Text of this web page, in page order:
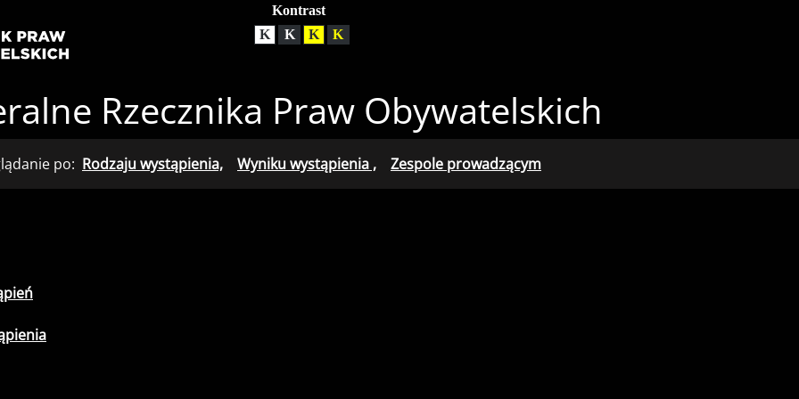
UstawieniaKontrast
Kontrast normalny
Kontrast biały tekst na czarnym
Kontrast czarny tekst na żółtym
Rzecznika Praw Obywatelskich
po: Rodzaju wystąpienia, Wyniku wystąpienia , Zespole prowadzącym